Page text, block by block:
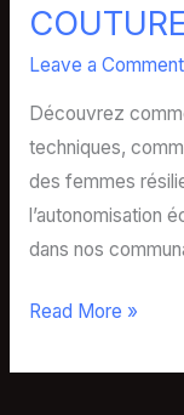
Leave a Comment
Découvrez
techniques,
des femmes
l’autonomisation
dans nos
Read More »